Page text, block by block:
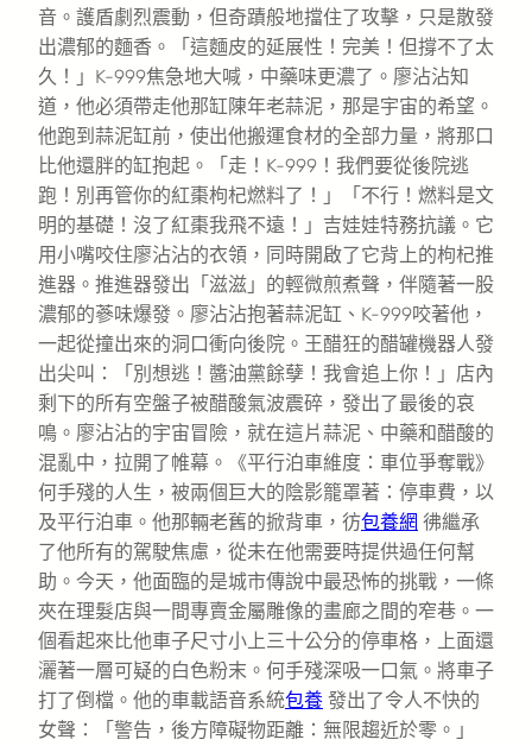
音。護盾劇烈震動，但奇蹟般地擋住了攻擊，只是散發
出濃郁的麵香。「這麵皮的延展性！完美！但撐不了太
久！」K-999焦急地大喊，中藥味更濃了。廖沾沾知
道，他必須帶走他那缸陳年老蒜泥，那是宇宙的希望。
他跑到蒜泥缸前，使出他搬運食材的全部力量，將那口
比他還胖的缸抱起。「走！K-999！我們要從後院逃
跑！別再管你的紅棗枸杞燃料了！」「不行！燃料是文
明的基礎！沒了紅棗我飛不遠！」吉娃娃特務抗議。它
用小嘴咬住廖沾沾的衣領，同時開啟了它背上的枸杞推
進器。推進器發出「滋滋」的輕微煎煮聲，伴隨著一股
濃郁的蔘味爆發。廖沾沾抱著蒜泥缸、K-999咬著他，
一起從撞出來的洞口衝向後院。王醋狂的醋罐機器人發
出尖叫：「別想逃！醬油黨餘孽！我會追上你！」店內
剩下的所有空盤子被醋酸氣波震碎，發出了最後的哀
鳴。廖沾沾的宇宙冒險，就在這片蒜泥、中藥和醋酸的
混亂中，拉開了帷幕。《平行泊車維度：車位爭奪戰》
何手殘的人生，被兩個巨大的陰影籠罩著：停車費，以
及平行泊車。他那輛老舊的掀背車，彷包養網 彿繼承
了他所有的駕駛焦慮，從未在他需要時提供過任何幫
助。今天，他面臨的是城市傳說中最恐怖的挑戰，一條
夾在理髮店與一間專賣金屬雕像的畫廊之間的窄巷。一
個看起來比他車子尺寸小上三十公分的停車格，上面還
灑著一層可疑的白色粉末。何手殘深吸一口氣。將車子
打了倒檔。他的車載語音系統包養 發出了令人不快的
女聲：「警告，後方障礙物距離：無限趨近於零。」